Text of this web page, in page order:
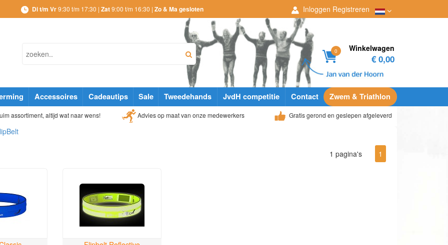
Di t/m Vr9:30 t/m 17:30 | Zat9:00 t/m 16:30 | Zo & Ma gesloten Inloggen Registreren
0 Winkelwagen
€ 0,00
Accessoires Cadeautips Sale Tweedehands JvdH competitie Contact Zwem & Triathlon
assortiment, altijd wat naar wens! Advies op maat van onze medewerkers Gratis gerond en geslepen afgeleverd
1 pagina's 1